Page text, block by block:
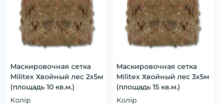
Маскировочная сетка
Militex Хвойный лес 2х5м
(площадь 10 кв.м.)
Колір
Маскировочная сетка
Militex Хвойный лес 3х5м
(площадь 15 кв.м.)
Колір